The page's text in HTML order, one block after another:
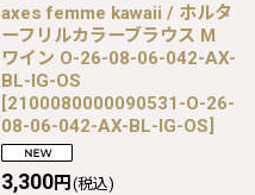
axes femme kawaii / ホルタ
ーフリルカラーブラウス M
ワイン O-26-08-06-042-AX-
BL-IG-OS
[2100080000090531-O-26-
08-06-042-AX-BL-IG-OS]
3,300円 (税込)